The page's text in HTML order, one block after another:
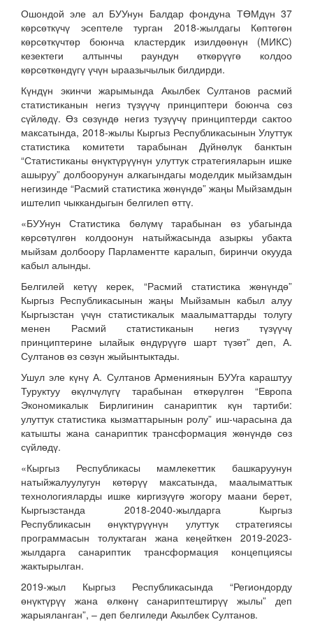
Ошондой эле ал БУУнун Балдар фондуна ТӨМдүн 37
көрсөткүчү эсептеле турган 2018-жылдагы Көптөгөн
көрсөткүчтөр боюнча кластердик изилдөөнүн (МИКС)
кезектеги алтынчы раундун өткөрүүгө колдоо
көрсөткөндүгү үчүн ыраазычылык билдирди.
Күндүн экинчи жарымында Акылбек Султанов расмий
статистиканын негиз түзүүчү принциптери боюнча сөз
сүйлөдү. Өз сөзүндө негиз тузүүчү принциптерди сактоо
максатында, 2018-жылы Кыргыз Республикасынын Улуттук
статистика комитети тарабынан Дүйнөлүк банктын
“Статистиканы өнүктүрүүнүн улуттук стратегияларын ишке
ашыруу” долбоорунун алкагындагы моделдик мыйзамдын
негизинде “Расмий статистика жөнүндө” жаңы Мыйзамдын
иштелип чыккандыгын белгилеп өттү.
«БУУнун Статистика бөлүмү тарабынан өз убагында
көрсөтүлгөн колдоонун натыйжасында азыркы убакта
мыйзам долбоору Парламентте каралып, биринчи окууда
кабыл алынды.
Белгилей кетүү керек, “Расмий статистика жөнүндө”
Кыргыз Республикасынын жаңы Мыйзамын кабыл алуу
Кыргызстан үчүн статистикалык маалыматтарды толугу
менен Расмий статистиканын негиз түзүүчү
принциптерине ылайык өндүрүүгө шарт түзөт” деп, А.
Султанов өз сөзүн жыйынтыктады.
Ушул эле күнү А. Султанов Армениянын БУУга караштуу
Туруктуу өкүлчүлүгү тарабынан өткөрүлгөн “Европа
Экономикалык Бирлигинин санариптик күн тартиби:
улуттук статистика кызматтарынын ролу” иш-чарасына да
катышты жана санариптик трансформация жөнүндө сөз
сүйлөдү.
«Кыргыз Республикасы мамлекеттик башкаруунун
натыйжалуулугун көтөрүү максатында, маалыматтык
технологияларды ишке киргизүүгө жогору маани берет,
Кыргызстанда 2018-2040-жылдарга Кыргыз
Республикасын өнүктүрүүнүн улуттук стратегиясы
программасын толуктаган жана кеңейткен 2019-2023-
жылдарга санариптик трансформация концепциясы
жактырылган.
2019-жыл Кыргыз Республикасында “Региондорду
өнүктүрүү жана өлкөнү санариптештирүү жылы” деп
жарыяланган”, – деп белгиледи Акылбек Султанов.